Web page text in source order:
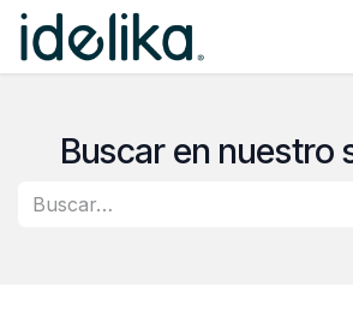
Ir al contenido
Buscar en nuestro